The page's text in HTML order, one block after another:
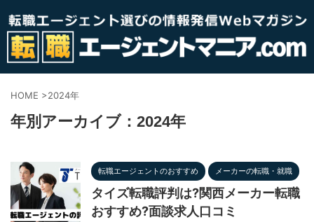
HOME >2024年
年別アーカイブ：2024年
転職エージェントのおすすめ メーカーの転職・就職
タイズ転職評判は?関西メーカー転職
おすすめ?面談求人口コミ